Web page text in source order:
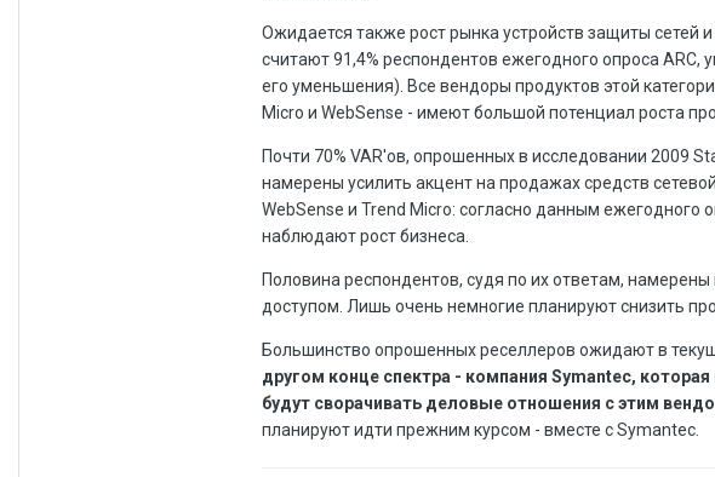
Ожидается также рост рынка устройств защиты сетей
считают 91,4% респондентов ежегодного опроса ARC,
его уменьшения). Все вендоры продуктов этой
Micro и WebSense - имеют большой потенциал роста
Почти 70% VAR'ов, опрошенных в исследовании 2009
намерены усилить акцент на продажах средств
WebSense и Trend Micro: согласно данным ежегодного
наблюдают рост бизнеса.
Половина респондентов, судя по их ответам,
доступом. Лишь очень немногие планируют снизить
Большинство опрошенных реселлеров ожидают в
другом конце спектра - компания Symantec,
будут сворачивать деловые отношения с этим
планируют идти прежним курсом - вместе с Symantec.